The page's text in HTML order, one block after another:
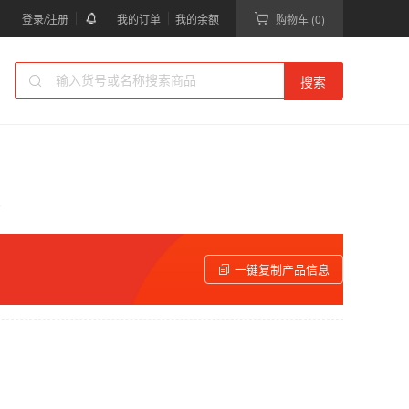
登录/注册 我的订单 我的余额 购物车 (0)
搜索
一键复制产品信息